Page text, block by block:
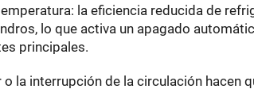
la eficiencia reducida de
lo que activa un apagado
principales.
la interrupción de la circulación hacen